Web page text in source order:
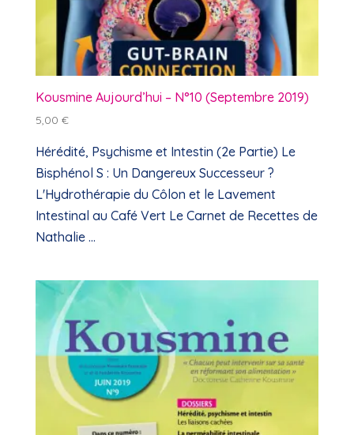
Kousmine Aujourd’hui – N°10 (Septembre 2019)
5,00 €
Hérédité, Psychisme et Intestin (2e Partie) Le
Bisphénol S : Un Dangereux Successeur ?
L'Hydrothérapie du Côlon et le Lavement
Intestinal au Café Vert Le Carnet de Recettes de
Nathalie ...